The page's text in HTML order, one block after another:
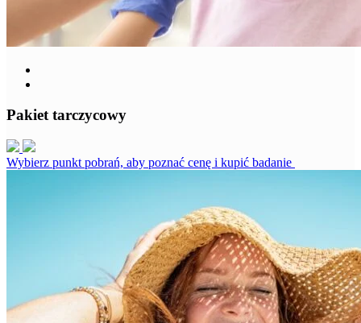
Pakiet tarczycowy
Wybierz punkt pobrań, aby poznać cenę i kupić badanie